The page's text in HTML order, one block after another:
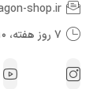
shop.ir
7 روز هفته، 10 صبح تا 9 شب پاسخگوی شما عزیزان هستیم.